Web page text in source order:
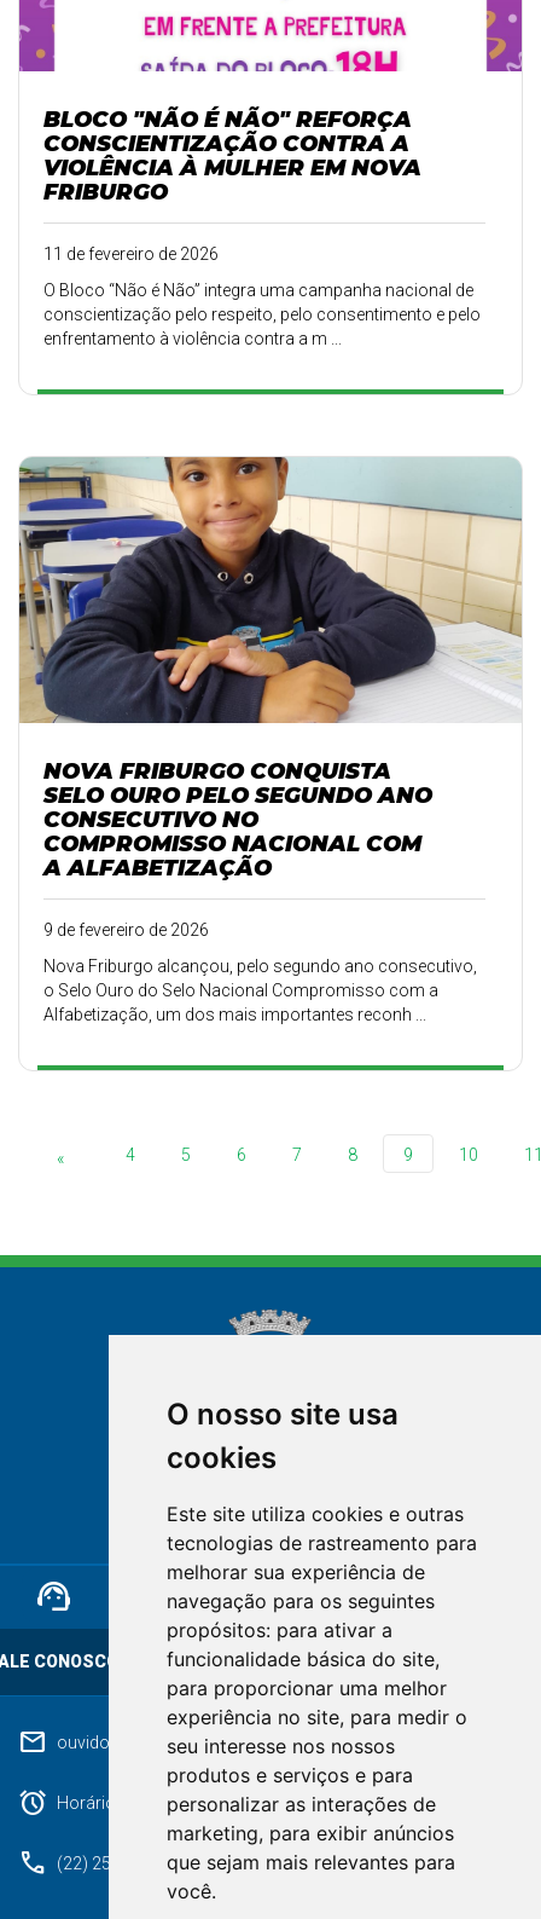
O nosso site usa
cookies
Este site utiliza cookies e outras
tecnologias de rastreamento para
melhorar sua experiência de
navegação para os seguintes
propósitos: para ativar a
funcionalidade básica do site,
para proporcionar uma melhor
experiência no site, para medir o
seu interesse nos nossos
produtos e serviços e para
personalizar as interações de
marketing, para exibir anúncios
que sejam mais relevantes para
você.
BLOCO "NÃO É NÃO" REFORÇA
CONSCIENTIZAÇÃO CONTRA A
VIOLÊNCIA À MULHER EM NOVA
FRIBURGO
11 de fevereiro de 2026
O Bloco “Não é Não” integra uma campanha nacional de
conscientização pelo respeito, pelo consentimento e pelo
enfrentamento à violência contra a m ...
NOVA FRIBURGO CONQUISTA
SELO OURO PELO SEGUNDO ANO
CONSECUTIVO NO
COMPROMISSO NACIONAL COM
A ALFABETIZAÇÃO
9 de fevereiro de 2026
Nova Friburgo alcançou, pelo segundo ano consecutivo,
o Selo Ouro do Selo Nacional Compromisso com a
Alfabetização, um dos mais importantes reconh ...
« 4 5 6 7 8 9 10
NOVA FRIBURGO
RIO DE JANEIRO
mail ouvidoriageral@pmnf.rj.gov.br
alarm Horário de atendimento: Segunda a Sexta das 09h às 17h.
phone (22) 2525-9100
support_agent
CONOSCO
mail
OUVIDORIA